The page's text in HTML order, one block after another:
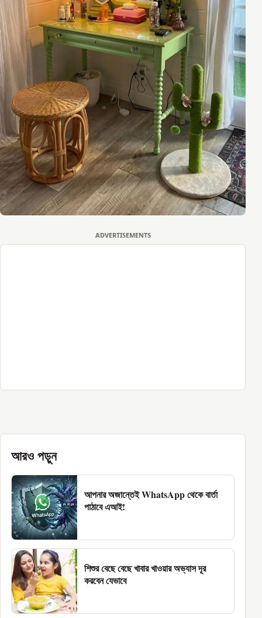
ADVERTISEMENTS
আরও পড়ুন
আপনার অজান্তেই WhatsApp থেকে বার্তা
পাঠাবে এআই!
শিশুর বেছে বেছে খাবার খাওয়ার অভ্যাস দূর
করবেন যেভাবে